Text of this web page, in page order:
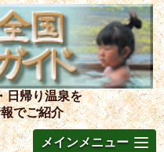
日帰り温泉を
でご紹介
メインメニュー